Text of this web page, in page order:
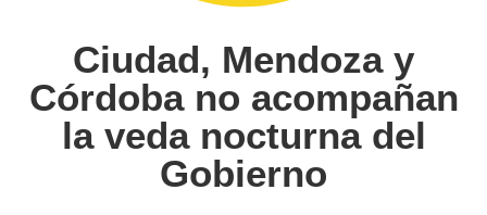
Ciudad, Mendoza y
Córdoba no acompañan
la veda nocturna del
Gobierno